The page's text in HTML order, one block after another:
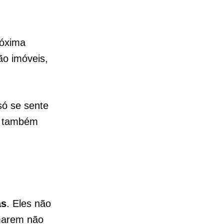
imóveis,
se sente
. Eles não
não